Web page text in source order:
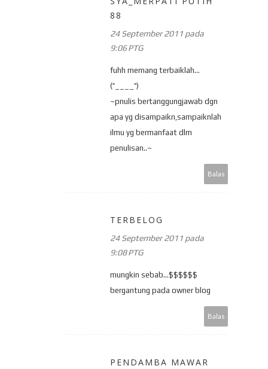
88
24 September 2011 pada
9:06 PTG
fuhh memang terbaiklah...
(^____^)
~pnulis bertanggungjawab dgn
apa yg disampaikn,sampaiknlah
ilmu yg bermanfaat dlm
penulisan..~
Balas
TERBELOG
24 September 2011 pada
9:08 PTG
mungkin sebab...$$$$$$
bergantung pada owner blog
Balas
PENDAMBA MAWAR